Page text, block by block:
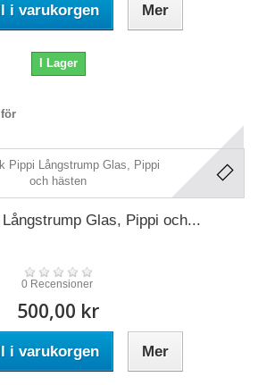
i varukorgen Mer
I Lager
Glas, Pippi och...
0 Recensioner
500,00 kr
i varukorgen Mer